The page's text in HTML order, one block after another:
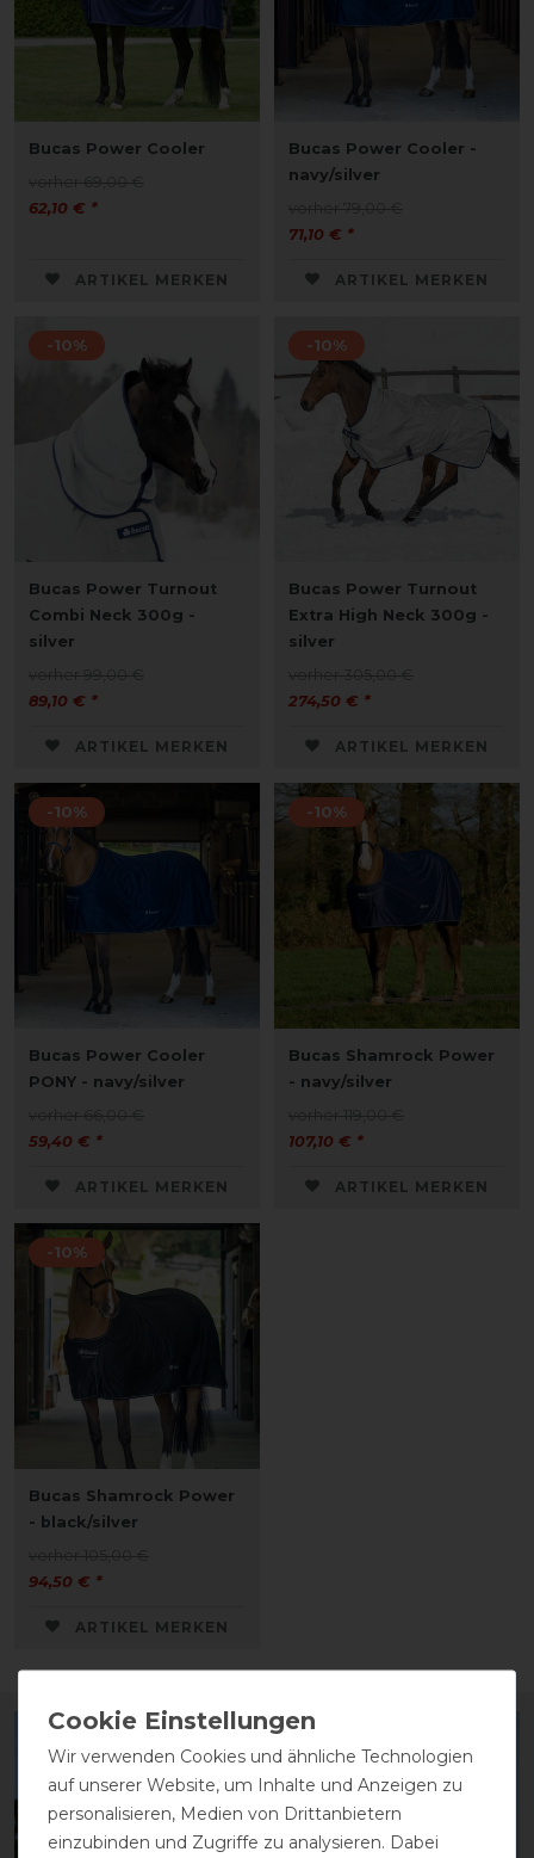
Bucas Power Cooler
62,10 € *
ARTIKEL MERKEN
Bucas Power Cooler -
navy/silver
71,10 € *
ARTIKEL MERKEN
-10%
Bucas Power Turnout
Combi Neck 300g -
silver
89,10 € *
ARTIKEL MERKEN
-10%
Bucas Power Turnout
Extra High Neck 300g -
silver
274,50 € *
ARTIKEL MERKEN
-10%
Bucas Power Cooler
PONY - navy/silver
59,40 € *
ARTIKEL MERKEN
-10%
Bucas Shamrock Power
- navy/silver
107,10 € *
ARTIKEL MERKEN
-10%
Bucas Shamrock Power
- black/silver
94,50 € *
ARTIKEL MERKEN
Wir verwenden Cookies und ähnliche Technologien
auf unserer Website, um Inhalte und Anzeigen zu
personalisieren, Medien von Drittanbietern
einzubinden und Zugriffe zu analysieren. Dabei